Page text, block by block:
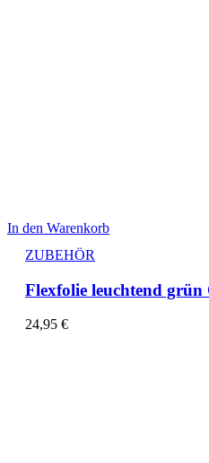
In den Warenkorb
ZUBEHÖR
Flexfolie leuchtend grün
24,95 €